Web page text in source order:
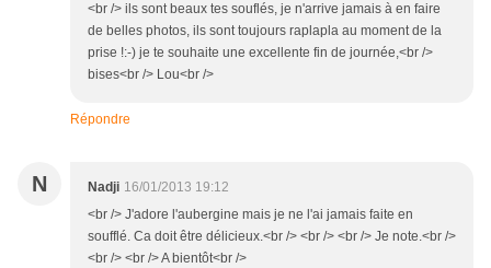
<br /> ils sont beaux tes souflés, je n'arrive jamais à en faire
de belles photos, ils sont toujours raplapla au moment de la
prise !:-) je te souhaite une excellente fin de journée,<br />
bises<br /> Lou<br />
Répondre
N Nadji 16/01/2013 19:12
<br /> J'adore l'aubergine mais je ne l'ai jamais faite en
soufflé. Ca doit être délicieux.<br /> <br /> <br /> Je note.<br />
<br /> <br /> A bientôt<br />